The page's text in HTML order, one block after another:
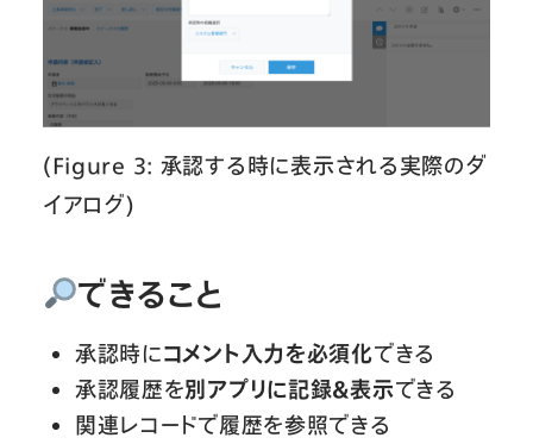
(Figure 3: 承認する時に表示される実際のダ
イアログ)
できること
承認時にコメント入力を必須化できる
承認履歴を別アプリに記録＆表示できる
関連レコードで履歴を参照できる